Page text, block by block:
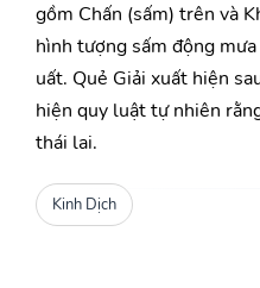
gồm Chấn (sấm) trên và
hình tượng sấm động
uất. Quẻ Giải xuất hiện
hiện quy luật tự nhiên
thái lai.
Kinh Dịch